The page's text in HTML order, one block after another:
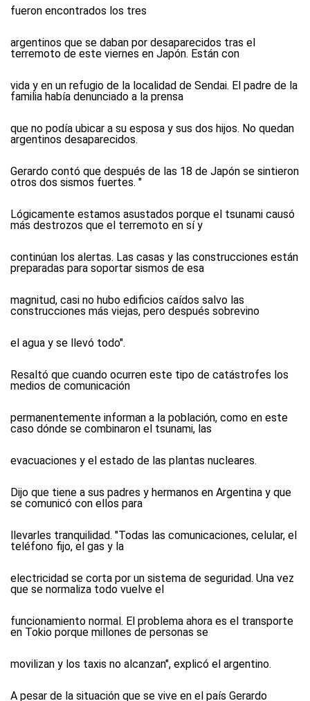
fueron encontrados los tres
argentinos que se daban por desaparecidos tras el
terremoto de este viernes en Japón. Están con
vida y en un refugio de la localidad de Sendai. El padre de la
familia había denunciado a la prensa
que no podía ubicar a su esposa y sus dos hijos. No quedan
argentinos desaparecidos.
Gerardo contó que después de las 18 de Japón se sintieron
otros dos sismos fuertes. "
Lógicamente estamos asustados porque el tsunami causó
más destrozos que el terremoto en sí y
continúan los alertas. Las casas y las construcciones están
preparadas para soportar sismos de esa
magnitud, casi no hubo edificios caídos salvo las
construcciones más viejas, pero después sobrevino
el agua y se llevó todo".
Resaltó que cuando ocurren este tipo de catástrofes los
medios de comunicación
permanentemente informan a la población, como en este
caso dónde se combinaron el tsunami, las
evacuaciones y el estado de las plantas nucleares.
Dijo que tiene a sus padres y hermanos en Argentina y que
se comunicó con ellos para
llevarles tranquilidad. "Todas las comunicaciones, celular, el
teléfono fijo, el gas y la
electricidad se corta por un sistema de seguridad. Una vez
que se normaliza todo vuelve el
funcionamiento normal. El problema ahora es el transporte
en Tokio porque millones de personas se
movilizan y los taxis no alcanzan", explicó el argentino.
A pesar de la situación que se vive en el país Gerardo